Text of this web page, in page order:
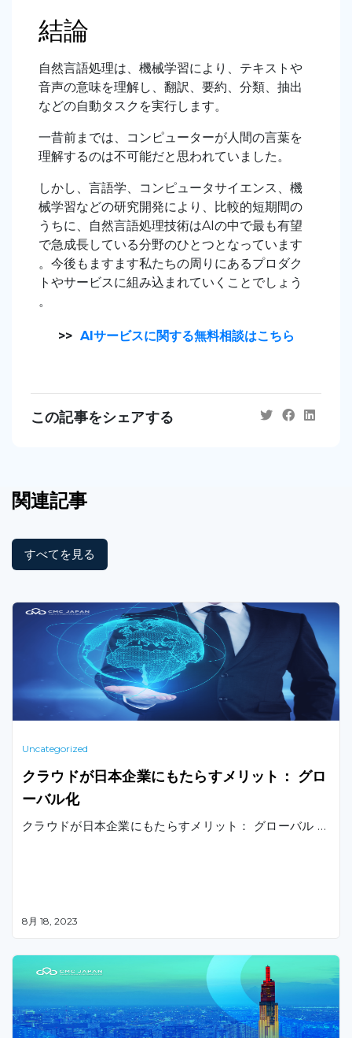
結論
自然言語処理は、機械学習により、テキストや
音声の意味を理解し、翻訳、要約、分類、抽出
などの自動タスクを実行します。
一昔前までは、コンピューターが人間の言葉を
理解するのは不可能だと思われていました。
しかし、言語学、コンピュータサイエンス、機
械学習などの研究開発により、比較的短期間の
うちに、自然言語処理技術はAIの中で最も有望
で急成長している分野のひとつとなっています
。今後もますます私たちの周りにあるプロダク
トやサービスに組み込まれていくことでしょう
。
>> AIサービスに関する無料相談はこちら
この記事をシェアする
関連記事
すべてを見る
Uncategorized
クラウドが日本企業にもたらすメリット： グロ
ーバル化
クラウドが日本企業にもたらすメリット： グローバル …
8月 18, 2023